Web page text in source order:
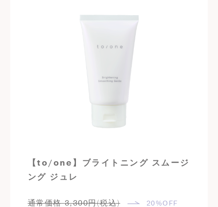
【to/one】ブライトニング スムージ
ング ジュレ
通常価格3,300円(税込) 20%OFF